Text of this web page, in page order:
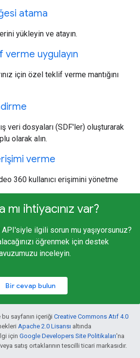
atama
yükleyin ve atayın.
verme uygulayın
için özel teklif verme mantığını
veri dosyaları (SDF'ler) oluşturarak
olarak alın.
verme
360 kullanıcı erişimini yönetme
mı ihtiyacınız var?
ilgili sorun mu yaşıyorsunuz?
öğrenmek için destek
inceleyin.
Bir cevap bulun
sayfanın içeriği Creative Commons Atıf 4.0
Apache 2.0 Lisansı altında
için Google Developers Site Politikaları'na
satış ortaklarının tescilli ticari markasıdır.